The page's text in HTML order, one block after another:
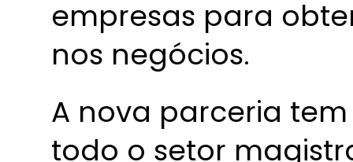
empresas para
nos negócios.
A nova parceria
todo o setor